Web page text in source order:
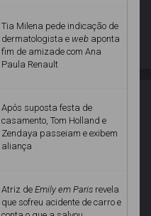
Tia Milena pede indicação de
dermatologista e web aponta
fim de amizade com Ana
Paula Renault
Após suposta festa de
casamento, Tom Holland e
Zendaya passeiam e exibem
aliança
Atriz de Emily em Paris revela
que sofreu acidente de carro e
Desenvolvido por